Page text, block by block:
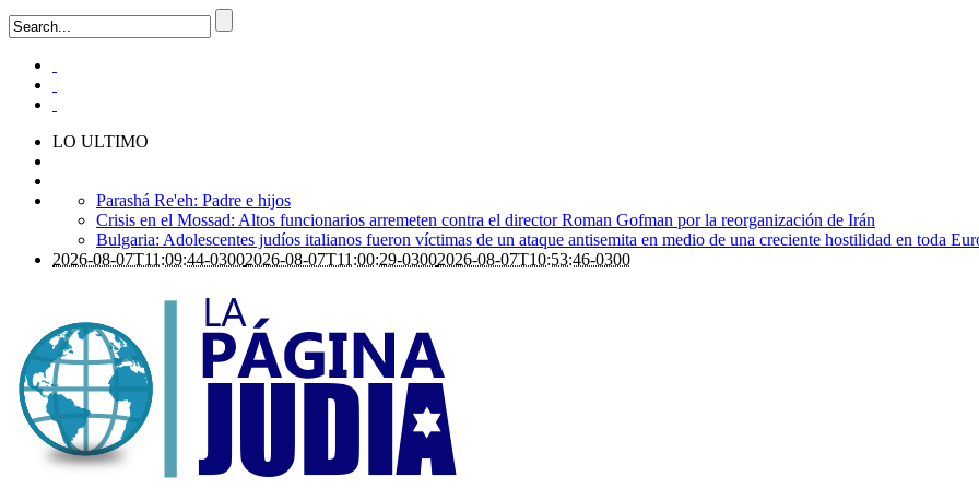
LO ULTIMO
Parashá Re'eh: Padre e hijos
Crisis en el Mossad: Altos funcionarios arremeten contra el director Roman Gofman por la reorganización de Irán
Bulgaria: Adolescentes judíos italianos fueron víctimas de un ataque antisemita en medio de una creciente hostilidad en toda
2026-08-07T11:09:44-03002026-08-07T11:00:29-03002026-08-07T10:53:46-0300